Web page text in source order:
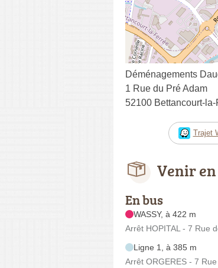
Déménagements
1 Rue du Pré Adam
52100 Bettancourt-la-
Trajet
Venir
En bus
WASSY, à 422 m
Arrêt HOPITAL - 7 Rue
Ligne 1, à 385 m
Arrêt ORGERES - 7